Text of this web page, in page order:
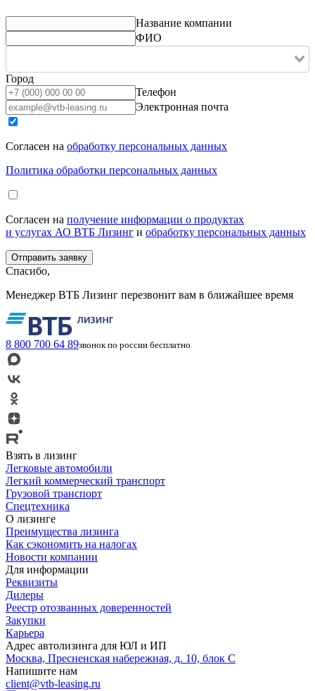
Название компании
ФИО
Город
Телефон
Электронная почта
Согласен на обработку персональных данных
Политика обработки персональных данных
Согласен на получение информации о продуктах
и услугах АО ВТБ Лизинг и обработку персональных данных
Спасибо,
Менеджер ВТБ Лизинг перезвонит вам в ближайшее время
8 800 700 64 89звонок по россии бесплатно
Взять в лизинг
Легковые автомобили
Легкий коммерческий транспорт
Грузовой транспорт
Спецтехника
О лизинге
Преимущества лизинга
Как сэкономить на налогах
Новости компании
Для информации
Реквизиты
Дилеры
Реестр отозванных доверенностей
Закупки
Карьера
Адрес автолизинга для ЮЛ и ИП
Москва, Пресненская набережная, д. 10, блок С
Напишите нам
client@vtb-leasing.ru